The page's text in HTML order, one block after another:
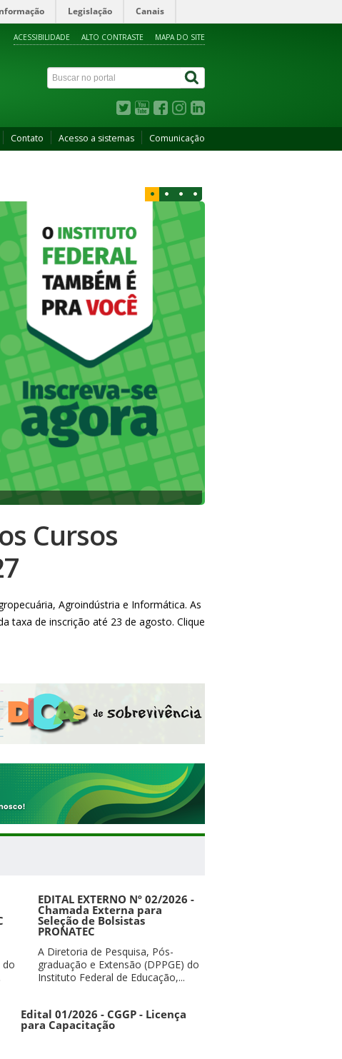
Legislação Canais
ACESSIBILIDADE ALTO CONTRASTE MAPA DO SITE
Contato Acesso a sistemas Comunicação
Cursos
Agroindústria e Informática. As
taxa de inscrição até 23 de agosto. Clique
do
EDITAL EXTERNO Nº 02/2026 -
Chamada Externa para
Seleção de Bolsistas
PRONATEC
A Diretoria de Pesquisa, Pós-
graduação e Extensão (DPPGE) do
Instituto Federal de Educação,...
Edital 01/2026 - CGGP - Licença
para Capacitação